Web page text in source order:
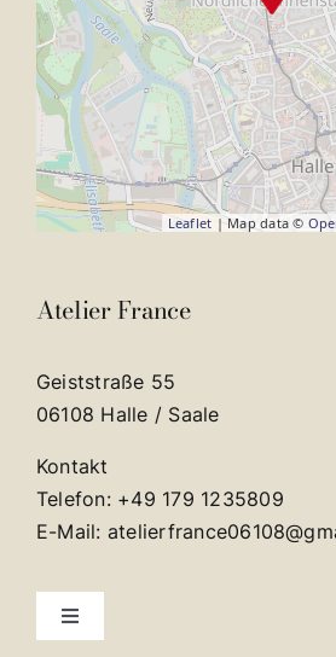
Leaflet | Map data ©
Atelier France
Geiststraße 55
06108 Halle / Saale
Kontakt
Telefon: +49 179 1235809
E-Mail:
Toggle